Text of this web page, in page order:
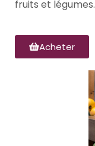
fruits et légumes.
Acheter